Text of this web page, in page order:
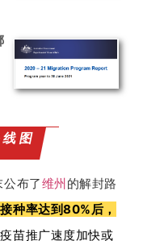
图
布了维州 的解封路
种率达到80%后，
苗推广速度加快或